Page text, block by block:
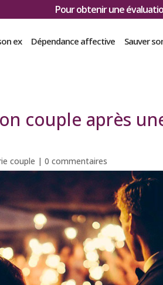
Pour obtenir une
ex Dépendance affective Sauver
couple après
couple |0 commentaires